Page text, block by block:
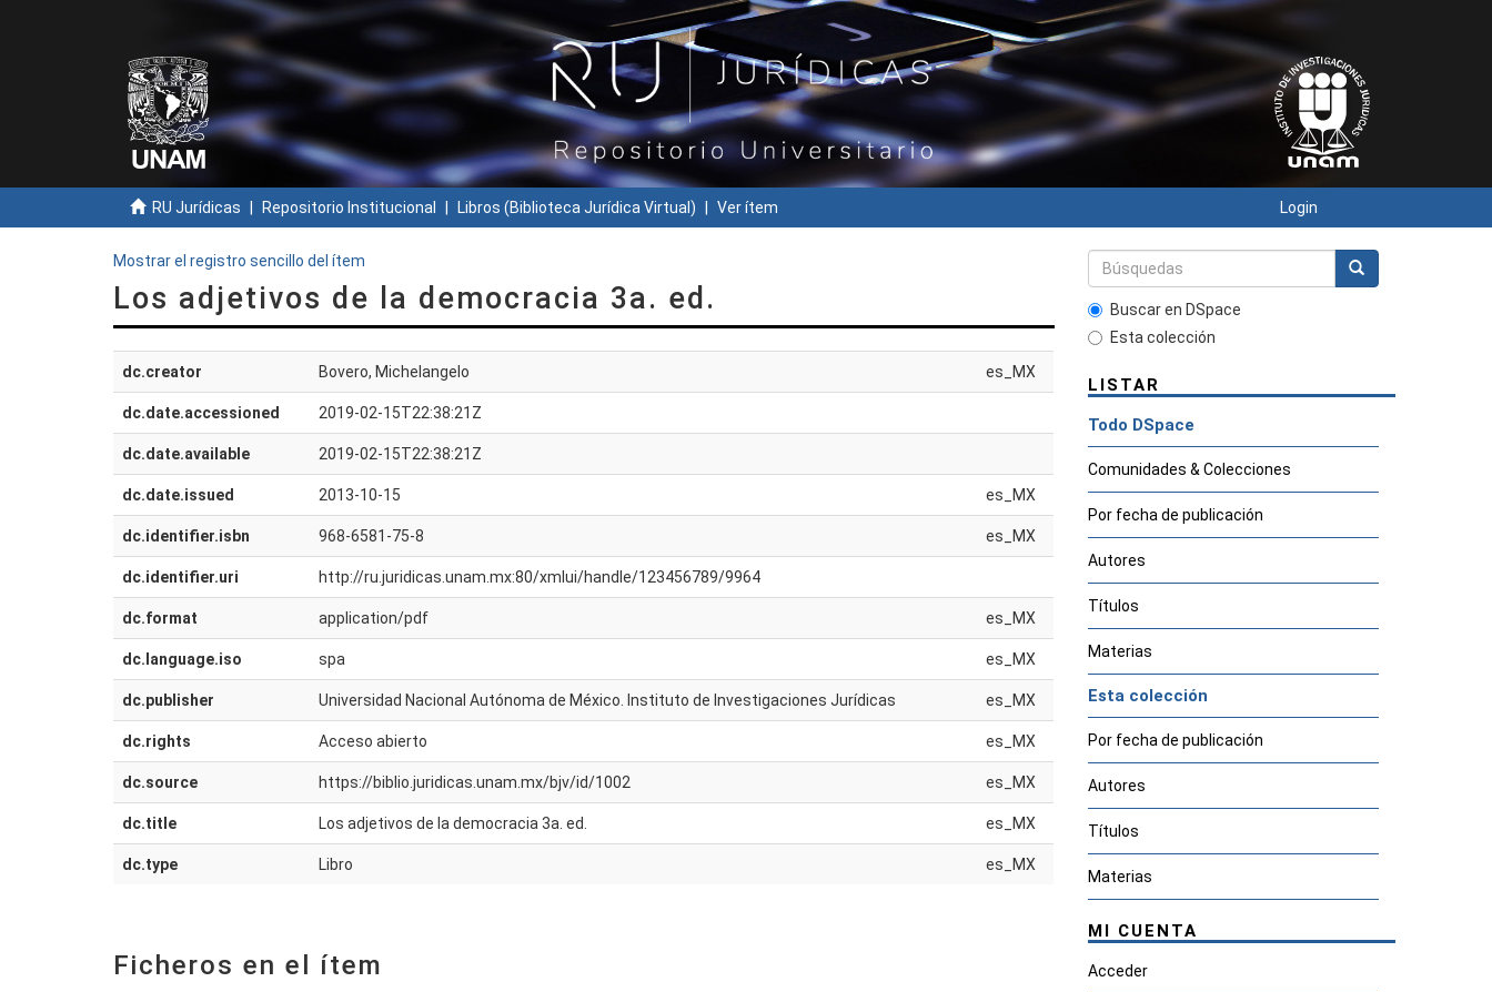
RU Jurídicas Repositorio Institucional Libros (Biblioteca Jurídica Virtual) Ver ítem Login
Mostrar el registro sencillo del ítem
Los adjetivos de la democracia 3a. ed.
dc.creator Bovero, Michelangelo es_MX
dc.date.accessioned 2019-02-15T22:38:21Z
dc.date.available 2019-02-15T22:38:21Z
dc.date.issued 2013-10-15 es_MX
dc.identifier.isbn 968-6581-75-8 es_MX
dc.identifier.uri http://ru.juridicas.unam.mx:80/xmlui/handle/123456789/9964
dc.format application/pdf es_MX
dc.language.iso spa es_MX
dc.publisher Universidad Nacional Autónoma de México. Instituto de Investigaciones Jurídicas es_MX
dc.rights Acceso abierto es_MX
dc.source https://biblio.juridicas.unam.mx/bjv/id/1002 es_MX
dc.title Los adjetivos de la democracia 3a. ed. es_MX
dc.type Libro es_MX
Ficheros en el ítem
Buscar en DSpace
Esta colección
LISTAR
Todo DSpace
Comunidades & Colecciones
Por fecha de publicación
Autores
Títulos
Materias
Esta colección
Por fecha de publicación
Autores
Títulos
Materias
MI CUENTA
Acceder